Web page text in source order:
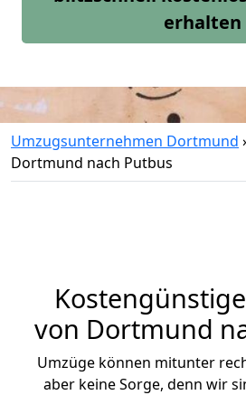
erhalten
Umzugsunternehmen Dortmund
Dortmund nach Putbus
von Dortmund
Umzüge können mitunter
aber keine Sorge, denn wir